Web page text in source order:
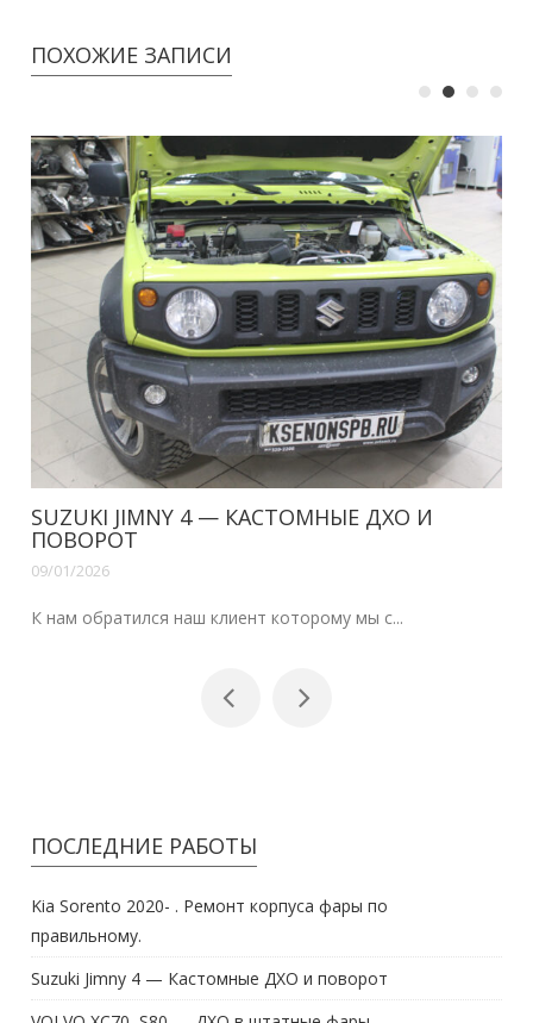
ПОХОЖИЕ ЗАПИСИ
ДХО И
мы с...
VOLVO XC70, S80 — ДХО В
Suzuki Jimny 4 — Кастомные ДХО и поворот
VOLVO XC70, S80 — ДХО в штатные фары